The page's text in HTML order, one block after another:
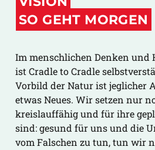
SO GEHT MORGEN
Im menschlichen Denken und
ist Cradle to Cradle
Vorbild der Natur ist jeglicher
etwas Neues. Wir setzen nur
kreislauffähig und für ihre
sind: gesund für uns und die
vom Falschen zu tun, tun wir